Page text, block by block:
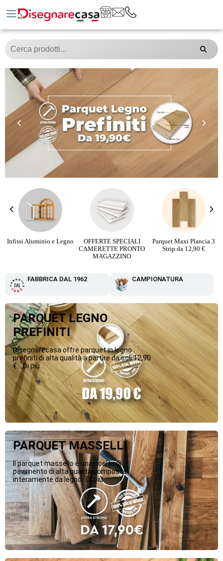
Infissi Aluminio e Legno
OFFERTE SPECIALI
CAMERETTE PRONTO
MAGAZZINO
Parquet Maxi Plancia 3
Strip da 12,90 €
FABBRICA DAL 1962 CAMPIONATURA
PARQUET LEGNO
PREFINITI
Disegnarecasa offre parquet in legno
prefiniti di alta qualità a partire da soli 12,90
€....Di più
PARQUET MASSELLI
Il parquet massello è una scelta di
pavimento di alta qualità composta
interamente da legno...Di più